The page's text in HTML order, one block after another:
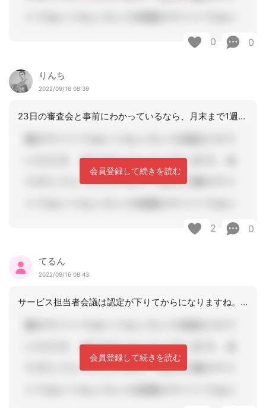
0 0
りんち
2022/09/16 08:39
23日の審査会と事前にわかっているなら、月末まで1週間もありますので十分時間はあ
会員登録して続きを読む
2 0
てるん
2022/09/16 08:43
サービス担当者会議は認定が下りてからになりますね。暫定プランも事前に作成しておく
会員登録して続きを読む